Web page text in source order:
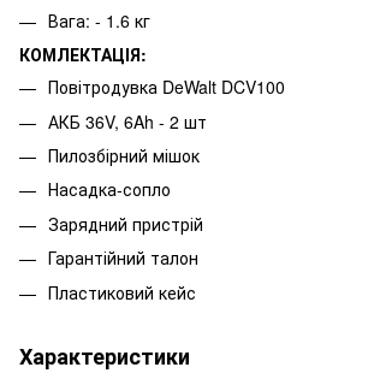
Вага: - 1.6 кг
КОМЛЕКТАЦІЯ:
Повітродувка DeWalt DCV100
АКБ 36V, 6Ah - 2 шт
Пилозбірний мішок
Насадка-сопло
Зарядний пристрій
Гарантійний талон
Пластиковий кейс
Характеристики